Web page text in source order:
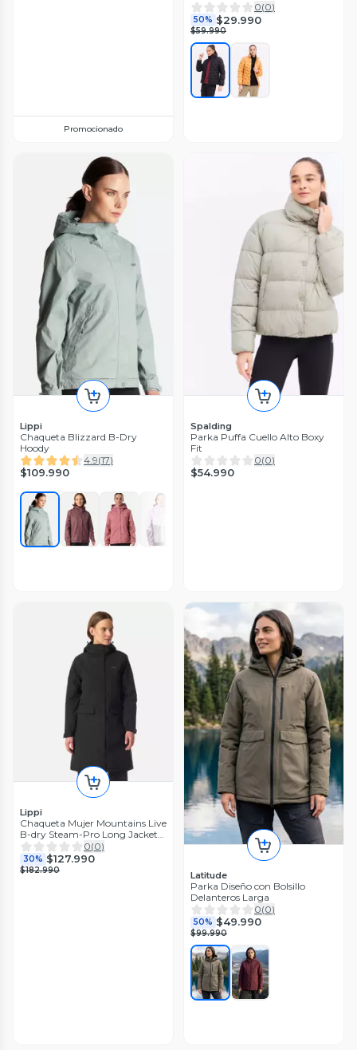
Promocionado
0(0)
50% $29.990
$59.990
Lippi
Chaqueta Blizzard B-Dry
Hoody
4.9(17)
$109.990
Spalding
Parka Puffa Cuello Alto Boxy
Fit
0(0)
$54.990
Lippi
Chaqueta Mujer Mountains Live
B-dry Steam-Pro Long Jacket
Negro Lippi I26
0(0)
30% $127.990
$182.990 Latitude
Parka Diseño con Bolsillo
Delanteros Larga
0(0)
50% $49.990
$99.990